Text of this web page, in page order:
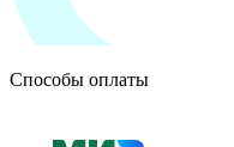
Способы оплаты